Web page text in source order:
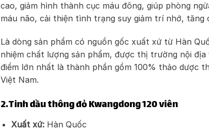
cao, giảm hình thành cục máu đông, giúp phòng
máu não, cải thiện tình trạng suy giảm trí nhớ, tăng
Là dòng sản phẩm có nguồn gốc xuất xứ từ Hàn
nhiệm chất lượng sản phẩm, được thị trường nội
điểm lớn nhất là thành phần gồm 100% thảo dược
Việt Nam.
2.Tinh dầu thông đỏ Kwangdong 120 viên
Xuất xứ: Hàn Quốc